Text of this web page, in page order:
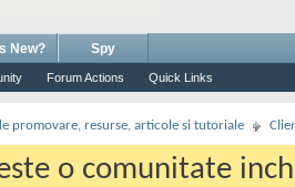
Forum Actions Quick Links
New? Spy
promovare, resurse, articole si tutoriale
o comunitate